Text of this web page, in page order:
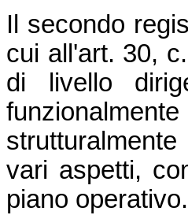
Il secondo
cui all'art. 30,
di livello
vari aspetti,
piano operativo.